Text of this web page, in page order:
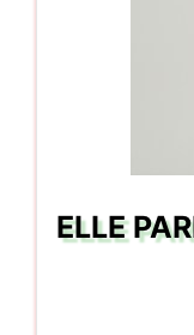
ELLE